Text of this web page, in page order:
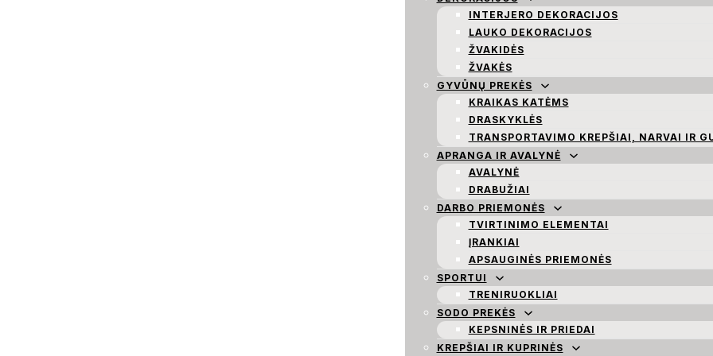
INTERJERO DEKORACIJOS
LAUKO DEKORACIJOS
ŽVAKIDĖS
ŽVAKĖS
GYVŪNŲ PREKĖS
KRAIKAS KATĖMS
DRASKYKLĖS
TRANSPORTAVIMO KREPŠIAI, NARVAI IR
APRANGA IR AVALYNĖ
AVALYNĖ
DRABUŽIAI
DARBO PRIEMONĖS
TVIRTINIMO ELEMENTAI
ĮRANKIAI
APSAUGINĖS PRIEMONĖS
SPORTUI
TRENIRUOKLIAI
SODO PREKĖS
KEPSNINĖS IR PRIEDAI
KREPŠIAI IR KUPRINĖS